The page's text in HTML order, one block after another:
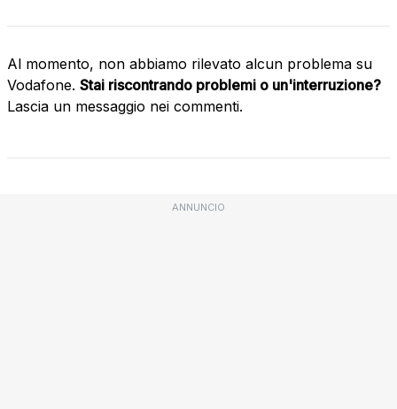
Al momento, non abbiamo rilevato alcun problema su
Vodafone. Stai riscontrando problemi o un'interruzione?
Lascia un messaggio nei commenti.
ANNUNCIO